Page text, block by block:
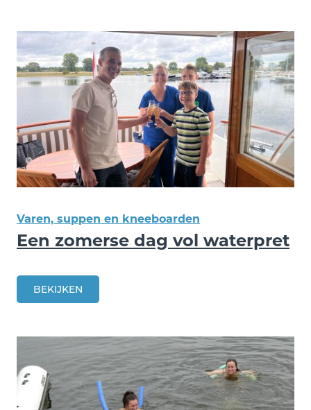
Varen, suppen en kneeboarden
Een zomerse dag vol waterpret
BEKIJKEN